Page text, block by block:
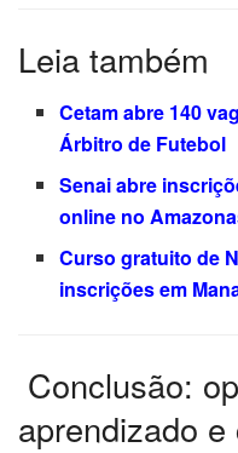
Leia também
Cetam abre 140
Árbitro de Futebol
Senai abre
online no
Curso gratuito de
inscrições em
Conclusão:
aprendizado